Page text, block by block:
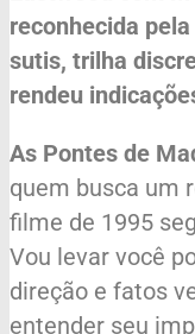
reconhecida
sutis, trilha
rendeu
As Pontes de
quem busca um
filme de 1995
Vou levar você
direção e fatos
entender seu